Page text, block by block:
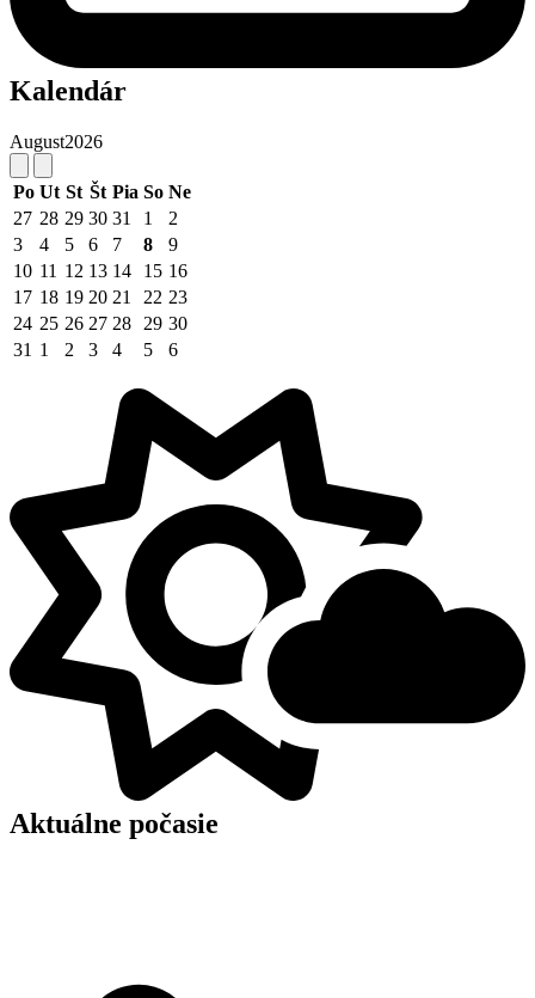
Kalendár
August2026
Po Ut St Št Pia So Ne
27 28 29 30 31 1
2
3
4 5 6 7 8
9
10 11 12 13 14 15 16
17 18 19 20 21 22 23
24 25 26 27 28 29 30
31 1 2 3 4 5 6
Aktuálne počasie